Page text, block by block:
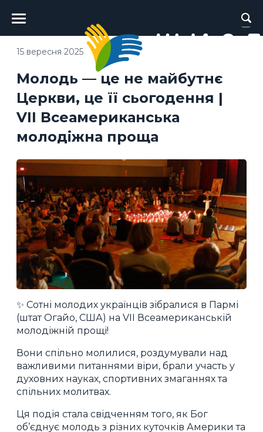
Головне
меню
Молодь — це не майбутнє
Церкви, це її сьогодення |
VII Всеамериканська
молодіжна проща
15 вересня 2025
✨ Сотні молодих українців зібралися в Пармі
(штат Огайо, США) на VII Всеамериканській
молодіжній прощі!
Вони спільно молилися, роздумували над
важливими питаннями віри, брали участь у
духовних науках, спортивних змаганнях та
спільних молитвах.
Ця подія стала свідченням того, як Бог
об’єднує молодь з різних куточків Америки та